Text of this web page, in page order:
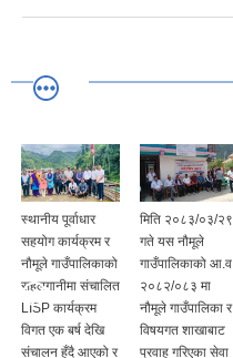
मिति २०८३/०३/२९
गते यस नौमूले
गाउँपालिकाको आ.व.
२०८२/०८३ मा
नौमूले गाउँपालिका र
विषयगत शाखाबाट
प्रवाह गरिएका सेवा
मिति २०८३/०३/१०
गते "नौमूले
गाउँपालिका, गाउँ
सभाको १८ औँ
अधिवेशन" सम्पन्न
भयो | आ.व.
२०८३/०८४ को